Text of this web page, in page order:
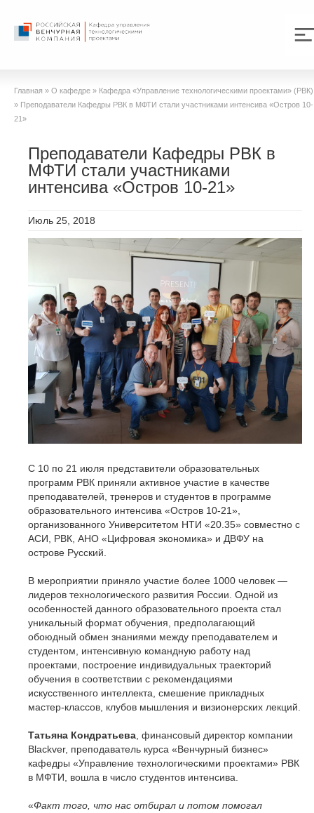
Главная » О кафедре » Кафедра «Управление технологическими проектами» (РВК)
» Преподаватели Кафедры РВК в МФТИ стали участниками интенсива «Остров 10-
21»
Преподаватели Кафедры РВК в
МФТИ стали участниками
интенсива «Остров 10-21»
Июль 25, 2018
С 10 по 21 июля представители образовательных
программ РВК приняли активное участие в качестве
преподавателей, тренеров и студентов в программе
образовательного интенсива «Остров 10-21»,
организованного Университетом НТИ «20.35» совместно с
АСИ, РВК, АНО «Цифровая экономика» и ДВФУ на
острове Русский.
В мероприятии приняло участие более 1000 человек —
лидеров технологического развития России. Одной из
особенностей данного образовательного проекта стал
уникальный формат обучения, предполагающий
обоюдный обмен знаниями между преподавателем и
студентом, интенсивную командную работу над
проектами, построение индивидуальных траекторий
обучения в соответствии с рекомендациями
искусственного интеллекта, смешение прикладных
мастер-классов, клубов мышления и визионерских лекций.
Татьяна Кондратьева, финансовый директор компании
Blackver, преподаватель курса «Венчурный бизнес»
кафедры «Управление технологическими проектами» РВК
в МФТИ, вошла в число студентов интенсива.
«Факт того, что нас отбирал и потом помогал